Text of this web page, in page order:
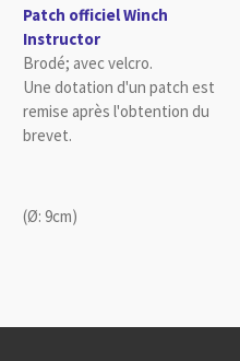
Patch officiel Winch
Instructor
Brodé; avecvelcro.
Une dotation d'un patch est
remise après l'obtention du
brevet.
(Ø: 9cm)